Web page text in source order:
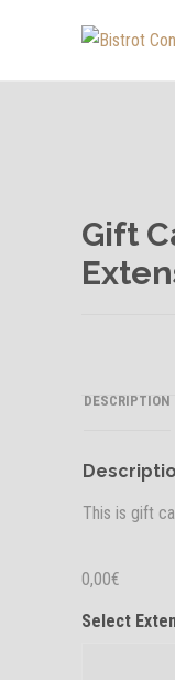
Gift
DESCRIPTION
This is gift
0,00€
Select